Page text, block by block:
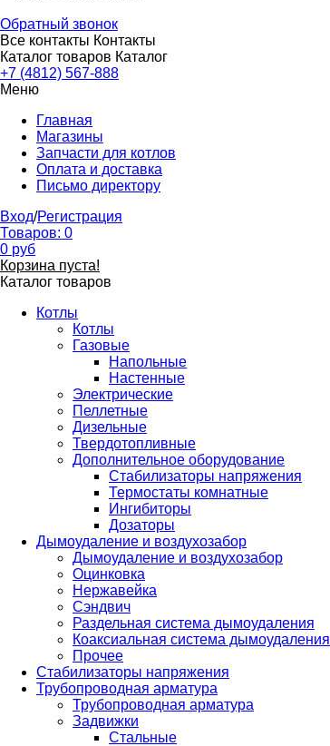
Обратный звонок
Все контакты Контакты
Каталог товаров Каталог
+7 (4812) 567-888
Меню
Главная
Магазины
Запчасти для котлов
Оплата и доставка
Письмо директору
Вход/Регистрация
Товаров: 0
0 руб
Корзина пуста!
Каталог товаров
Котлы
Котлы
Газовые
Напольные
Настенные
Электрические
Пеллетные
Дизельные
Твердотопливные
Дополнительное оборудование
Стабилизаторы напряжения
Термостаты комнатные
Ингибиторы
Дозаторы
Дымоудаление и воздухозабор
Дымоудаление и воздухозабор
Оцинковка
Нержавейка
Сэндвич
Раздельная система дымоудаления
Коаксиальная система дымоудаления
Прочее
Стабилизаторы напряжения
Трубопроводная арматура
Трубопроводная арматура
Задвижки
Стальные